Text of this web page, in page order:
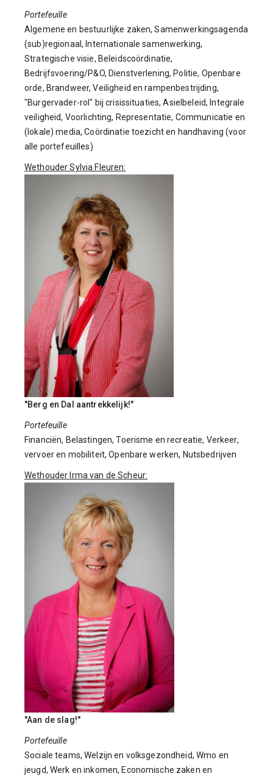
Portefeuille
Algemene en bestuurlijke zaken, Samenwerkingsagenda
(sub)regionaal, Internationale samenwerking,
Strategische visie, Beleidscoördinatie,
Bedrijfsvoering/P&O, Dienstverlening, Politie, Openbare
orde, Brandweer, Veiligheid en rampenbestrijding,
"Burgervader-rol" bij crisissituaties, Asielbeleid, Integrale
veiligheid, Voorlichting, Representatie, Communicatie en
(lokale) media, Coördinatie toezicht en handhaving (voor
alle portefeuilles)
Wethouder Sylvia Fleuren:
"Berg en Dal aantrekkelijk!"
Portefeuille
Financiën, Belastingen, Toerisme en recreatie, Verkeer,
vervoer en mobiliteit, Openbare werken, Nutsbedrijven
Wethouder Irma van de Scheur:
"Aan de slag!"
Portefeuille
Sociale teams, Welzijn en volksgezondheid, Wmo en
jeugd, Werk en inkomen, Economische zaken en